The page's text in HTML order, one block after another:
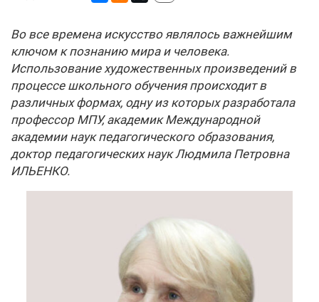
Во все времена искусство являлось важнейшим
ключом к познанию мира и человека.
Использование художественных произведений в
процессе школьного обучения происходит в
различных формах, одну из которых разработала
профессор МПУ, академик Международной
академии наук педагогического образования,
доктор педагогических наук Людмила Петровна
ИЛЬЕНКО.